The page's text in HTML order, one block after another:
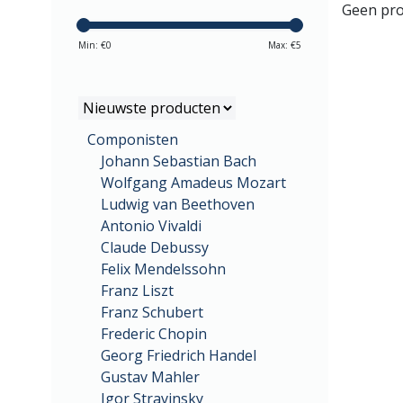
Min: €0 Max: €5
Componisten
Johann Sebastian Bach
Wolfgang Amadeus Mozart
Ludwig van Beethoven
Antonio Vivaldi
Claude Debussy
Felix Mendelssohn
Franz Liszt
Franz Schubert
Frederic Chopin
Georg Friedrich Handel
Gustav Mahler
Igor Stravinsky
Geen